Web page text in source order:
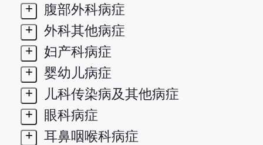
+
腹部外科病症
+
外科其他病症
+
妇产科病症
+
婴幼儿病症
+
儿科传染病及其他病症
+
眼科病症
+
耳鼻咽喉科病症